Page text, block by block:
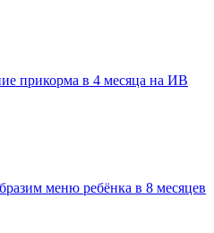
прикорма в 4 месяца на ИВ
меню ребёнка в 8 месяцев